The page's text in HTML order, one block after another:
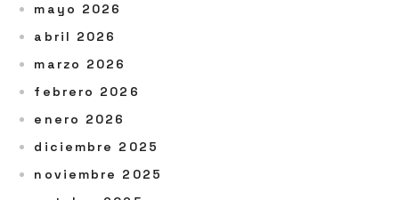
mayo 2026
abril 2026
marzo 2026
febrero 2026
enero 2026
diciembre 2025
noviembre 2025